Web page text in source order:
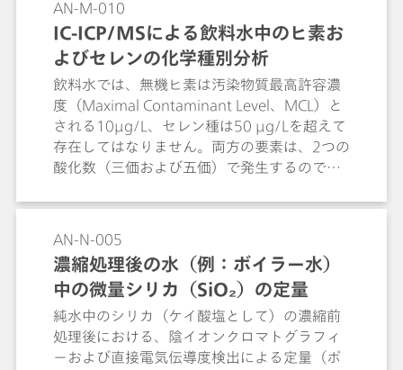
equivalence concentrations of
hexafluorosilic acid and hydrofluoric acid
from the total acid concentration.
AN-M-010
IC-ICP/MSによる飲料水中のヒ素お
よびセレンの化学種別分析
飲料水では、無機ヒ素は汚染物質最高許容濃
度（Maximal Contaminant Level、MCL）と
される10µg/L、セレン種は50 µg/Lを超えて
存在してはなりません。両方の要素は、2つの
酸化数（三価および五価）で発生するので、
このApplication Noteでは、両方のヒ素（亜
酸塩とセレン酸塩）の同時測定について説明
します。分離は、カラムMetrosep Dual 3 -
100/4.0にて行われます。
AN-N-005
濃縮処理後の水（例：ボイラー水）
中の微量シリカ（SiO₂）の定量
純水中のシリカ（ケイ酸塩として）の濃縮前
処理後における、陰イオンクロマトグラフィ
ーおよび直接電気伝導度検出による定量（ポ